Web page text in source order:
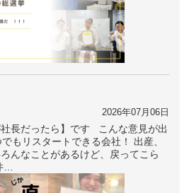
2026年07月06日
長だったら】です こんな意見が出
もリスタートできる会社！ 出産、
んなことがあるけど、戻ってこら
…